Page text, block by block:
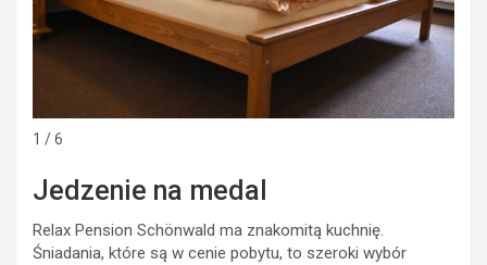
1 / 6
Jedzenie na medal
Relax Pension Schönwald ma znakomitą kuchnię.
Śniadania, które są w cenie pobytu, to szeroki wybór